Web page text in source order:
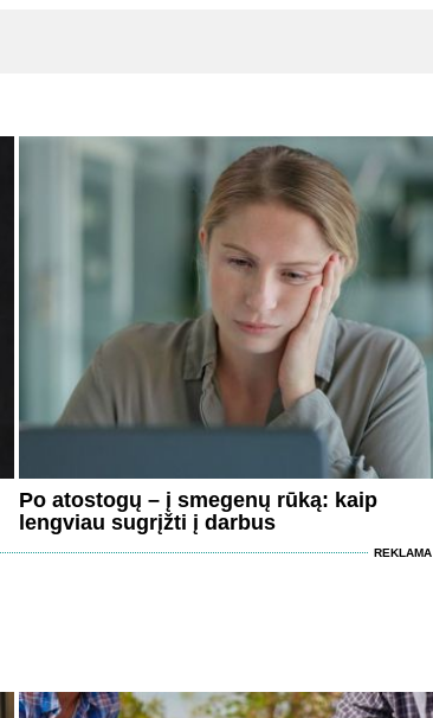
Po atostogų – į smegenų rūką: kaip
lengviau sugrįžti į darbus
REKLAMA